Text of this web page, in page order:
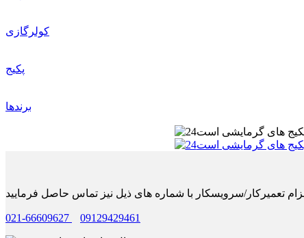
کولرگازی
پکیج
برندها
021-66609627 09129429461